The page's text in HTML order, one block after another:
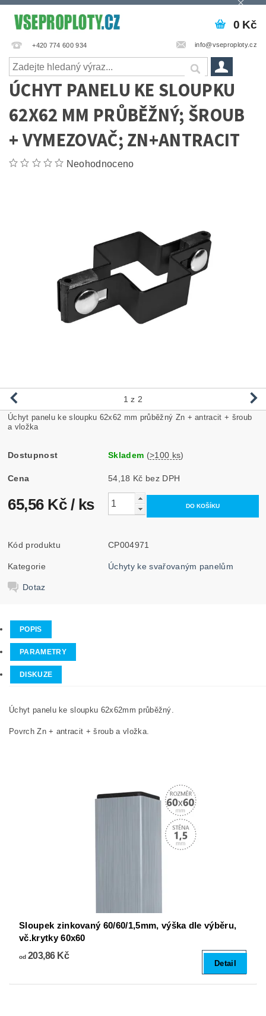
+420 774 600 934 info@vseproploty.cz
0 Kč
ÚCHYT PANELU KE SLOUPKU
62X62 MM PRŮBĚŽNÝ; ŠROUB
+ VYMEZOVAČ; ZN+ANTRACIT
Neohodnoceno
1 z 2
Úchyt panelu ke sloupku 62x62 mm průběžný Zn + antracit + šroub
a vložka
Dostupnost Skladem (>100 ks)
Cena 54,18 Kč bez DPH
65,56 Kč / ks
Kód produktu CP004971
Kategorie Úchyty ke svařovaným panelům
Dotaz
POPIS
PARAMETRY
DISKUZE
Úchyt panelu ke sloupku 62x62mm průběžný.
Povrch Zn + antracit + šroub a vložka.
Sloupek zinkovaný 60/60/1,5mm, výška dle výběru,
vč.krytky 60x60
od203,86 Kč
Detail